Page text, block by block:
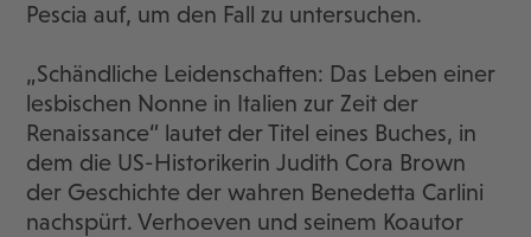
Pescia auf, um den Fall zu untersuchen.
„Schändliche Leidenschaften: Das Leben einer
lesbischen Nonne in Italien zur Zeit der
Renaissance“ lautet der Titel eines Buches, in
dem die US-Historikerin Judith Cora Brown
der Geschichte der wahren Benedetta Carlini
nachspürt. Verhoeven und seinem Koautor